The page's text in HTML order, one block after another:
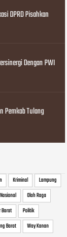
DPRD Pisahkan
Dengan PWI
Pemkab Tulang
Kriminal
Lampung
Nasional
Olah Raga
Barat
Politik
Barat Way Kanan